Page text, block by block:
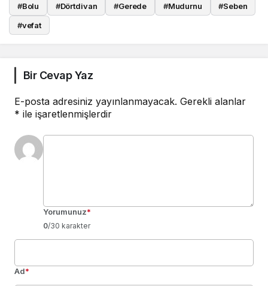
#Bolu #Dörtdivan #Gerede #Mudurnu #Seben
#vefat
Bir Cevap Yaz
E-posta adresiniz yayınlanmayacak. Gerekli alanlar
* ile işaretlenmişlerdir
Yorumunuz*
0/30 karakter
Ad*